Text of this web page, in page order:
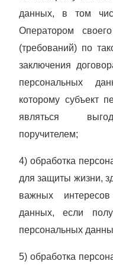
данных, в том
Оператором
(требований) по
заключения
персональных
которому субъект
являться
поручителем;
4) обработка
для защиты жизни,
важных
данных, если
персональных
5) обработка